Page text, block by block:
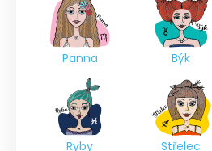
Panna Býk
Ryby Střelec